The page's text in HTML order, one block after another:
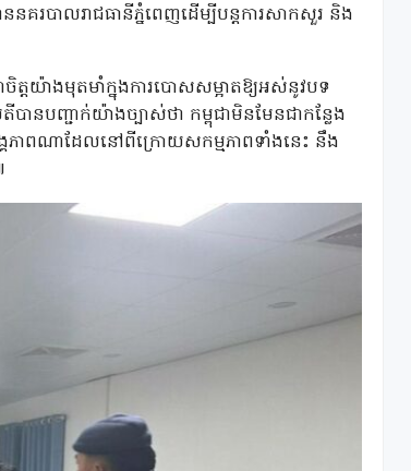
គរបាលរាជធានីភ្នំពេញដើម្បីបន្តការសាកសួរ និង
ចិត្តយ៉ាងមុតមាំក្នុងការបោសសម្អាតឱ្យអស់នូវបទ
ានបញ្ជាក់យ៉ាងច្បាស់ថា កម្ពុជាមិនមែនជាកន្លែង
គភាពណាដែលនៅពីក្រោយសកម្មភាពទាំងនេះ នឹង